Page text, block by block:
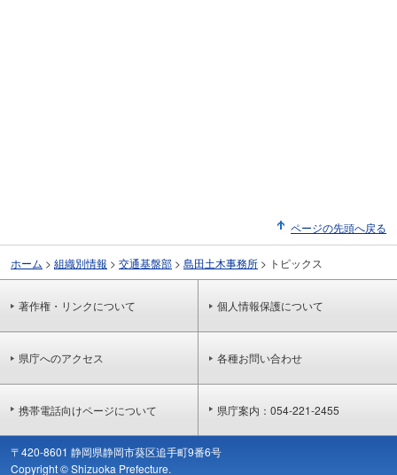
ページの先頭へ戻る
ホーム > 組織別情報 > 交通基盤部 > 島田土木事務所 > トピックス
著作権・リンクについて 個人情報保護について
県庁へのアクセス 各種お問い合わせ
携帯電話向けページについて 県庁案内：054-221-2455
〒420-8601 静岡県静岡市葵区追手町9番6号
Copyright © Shizuoka Prefecture.